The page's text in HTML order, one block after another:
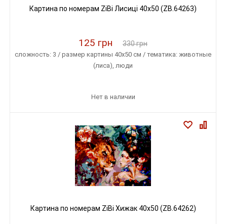
Картина по номерам ZiBi Лисиці 40x50 (ZB.64263)
125 грн 330 грн
сложность: 3 / размер картины 40х50 см / тематика: животные
(лиса), люди
Нет в наличии
Картина по номерам ZiBi Хижак 40x50 (ZB.64262)